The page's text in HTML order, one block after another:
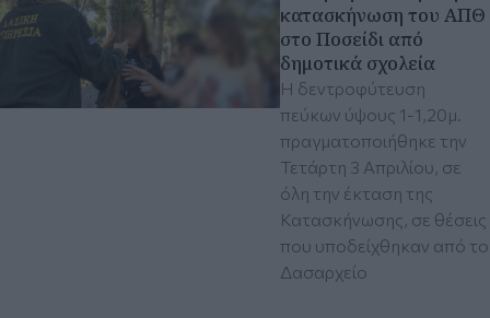
κατασκήνωση του ΑΠΘ
στο Ποσείδι από
δημοτικά σχολεία
Η δεντροφύτευση
πεύκων ύψους 1-1,20μ.
πραγματοποιήθηκε την
Τετάρτη 3 Απριλίου, σε
όλη την έκταση της
Κατασκήνωσης, σε θέσεις
που υποδείχθηκαν από το
Δασαρχείο